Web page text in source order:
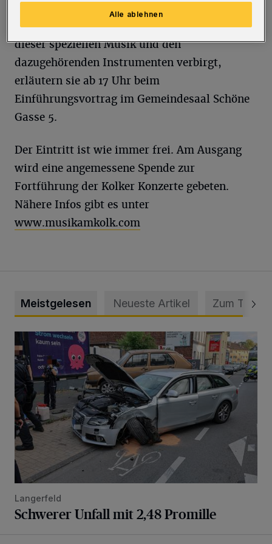
traditionellen Melodien in eigenen
Arrangements begeistern. Was sich hinter
dieser speziellen Musik und den
dazugehörenden Instrumenten verbirgt,
erläutern sie ab 17 Uhr beim
Einführungsvortrag im Gemeindesaal Schöne
Gasse 5.
Der Eintritt ist wie immer frei. Am Ausgang
wird eine angemessene Spende zur
Fortführung der Kolker Konzerte gebeten.
Nähere Infos gibt es unter
www.musikamkolk.com
Meistgelesen Neueste Artikel Zum Thema
Schwerer Unfall mit 2,48 Promille
Langerfeld
Schwerer Unfall mit 2,48 Promille
Alle ablehnen